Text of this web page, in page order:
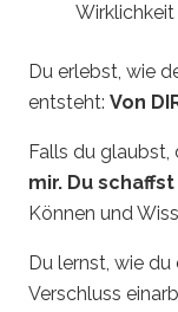
Du erlebst, wie
entsteht: Von
Falls du glaubst,
mir. Du
Können und
Du lernst, wie
Verschluss